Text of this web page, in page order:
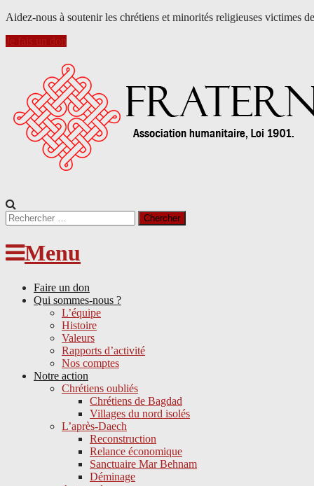
Aidez-nous à soutenir les chrétiens et minorités religieuses victimes
Je fais un don
Search
for:
Menu
Faire un don
Qui sommes-nous ?
L’équipe
Histoire
Valeurs
Rapports d’activité
Nos comptes
Notre action
Chrétiens oubliés
Chrétiens de Bagdad
Villages du nord isolés
L’après-Daech
Reconstruction
Relance économique
Sanctuaire Mar Behnam
Déminage